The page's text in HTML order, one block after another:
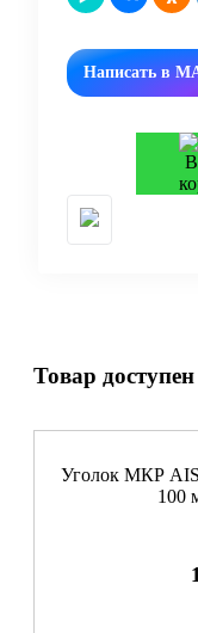
Написать в
Товар
Уголок МКР
100